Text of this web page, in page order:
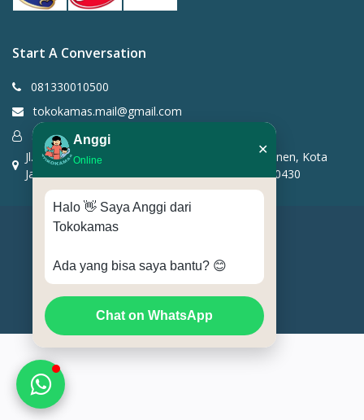
Start A Conversation
081330010500
tokokamas.mail@gmail.com
support ticket
Jl. Salemba I No.14A, RT.4/RW.6, Kenari, Kec. Senen, Kota
Jakarta Pusat, Daerah Khusus Ibukota Jakarta 10430
privacy policy
Anggi
Online
✕
Halo 👋 Saya Anggi dari
Tokokamas
Ada yang bisa saya bantu? 😊
Chat on WhatsApp